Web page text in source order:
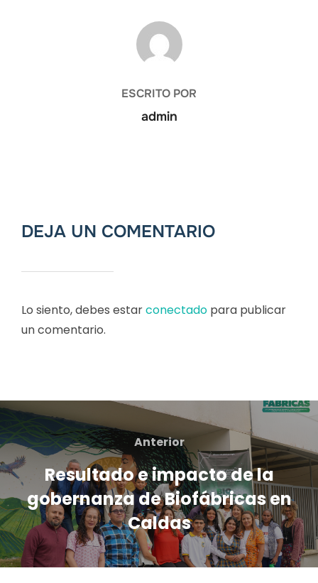
AUTOR DE LA ENTRADA
ESCRITO POR
admin
DEJA UN COMENTARIO
Lo siento, debes estarconectado para publicar
un comentario.
Navegación
de
entradas
Anterior
Anterior
Resultado e impacto de la
gobernanza de Biofábricas en
Caldas